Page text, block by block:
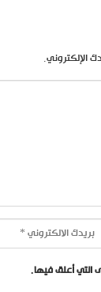
الإلكتروني.
التي أعلق فيها.